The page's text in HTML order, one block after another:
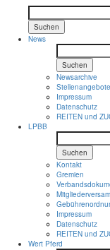
Suchen
News
Suchen
Newsarchive
Stellenangebote
Impressum
Datenschutz
REITEN und
LPBB
Suchen
Kontakt
Gremien
Impressum
Datenschutz
REITEN und
Wert Pferd